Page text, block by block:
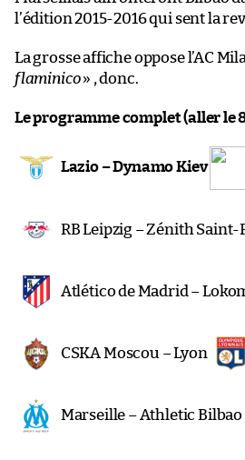
l’édition 2015-2016 qui sent la
La grosse affiche oppose l’AC
flaminico» , donc.
Le programme complet (aller le
Lazio – Dynamo Kiev
RB Leipzig – Zénith
Atlético de Madrid –
CSKA Moscou – Lyon
Marseille – Athletic Bilbao